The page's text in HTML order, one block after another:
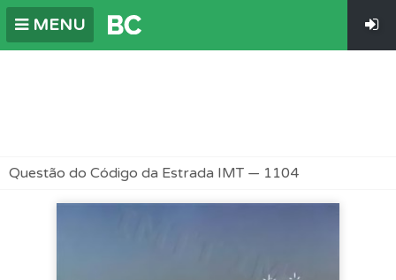
MENU
Questão do Código da Estrada IMT — 1104